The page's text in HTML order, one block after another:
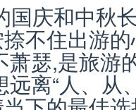
国庆和中秋
不住出游
萧瑟,是旅游
离“人、从